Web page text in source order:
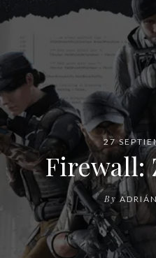
27
Firewall:
By